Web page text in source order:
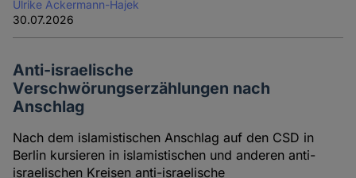
Ulrike Ackermann-Hajek
30.07.2026
Anti-israelische
Verschwörungserzählungen nach
Anschlag
Nach dem islamistischen Anschlag auf den CSD in
Berlin kursieren in islamistischen und anderen anti-
israelischen Kreisen anti-israelische